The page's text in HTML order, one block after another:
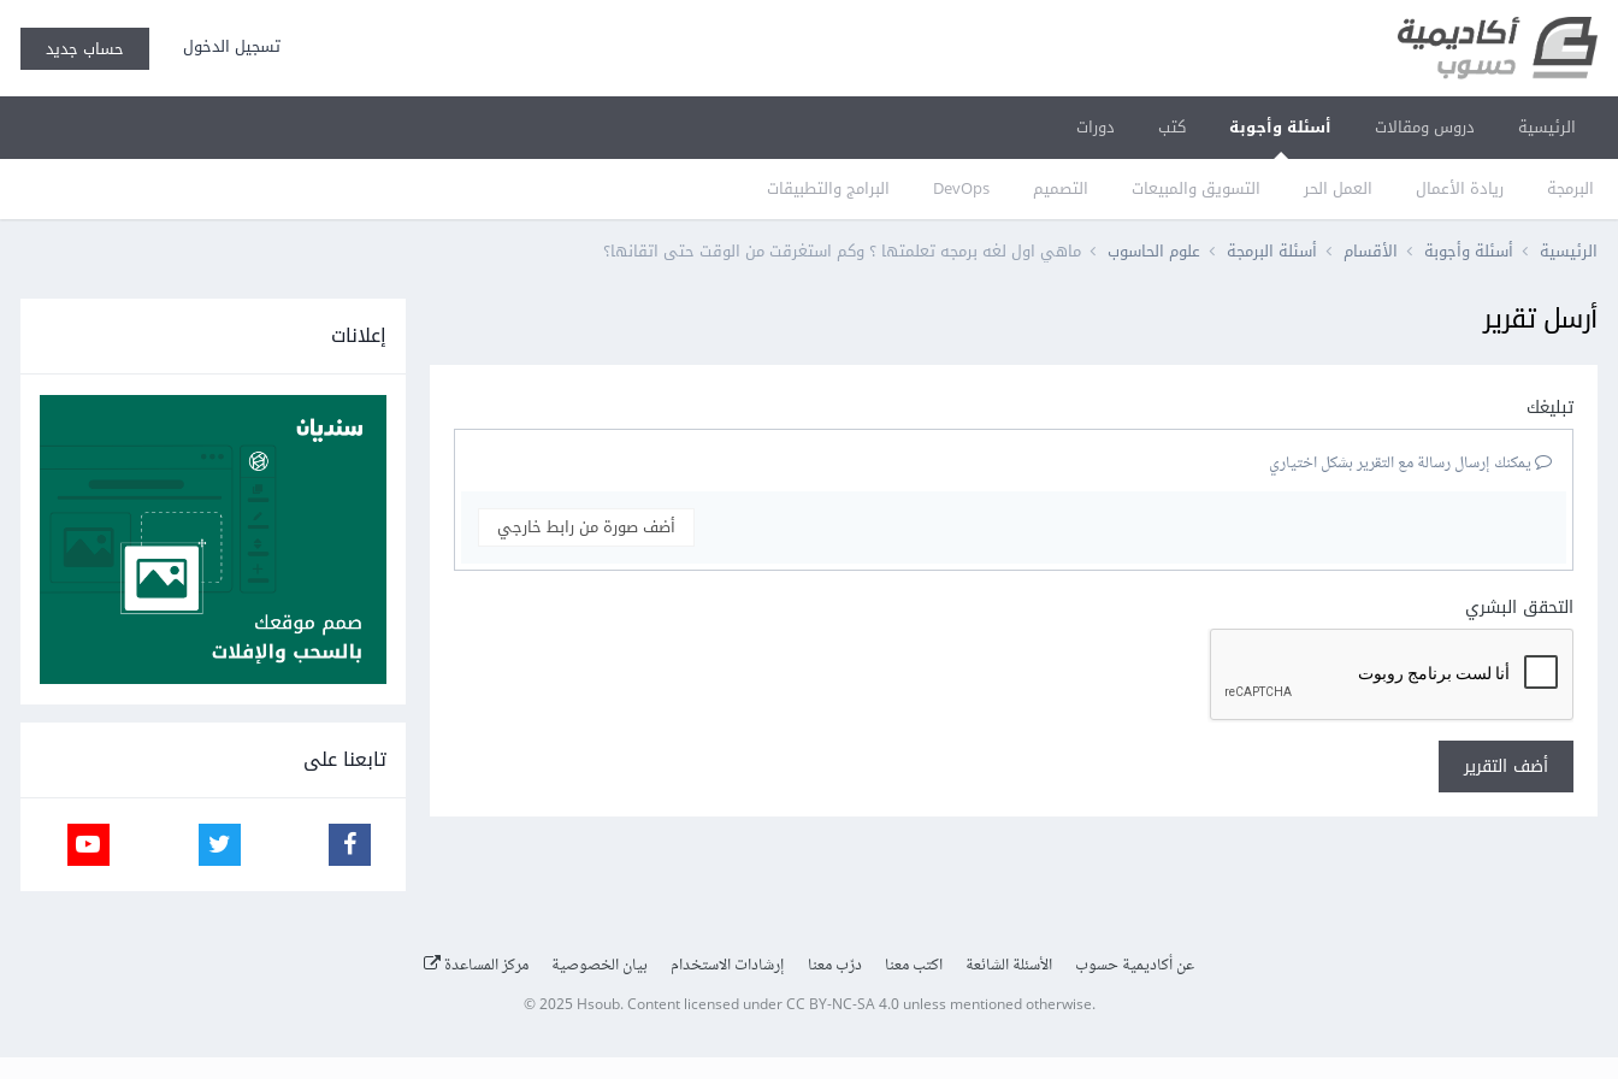
تسجيل الدخول حساب جديد
الرئيسية دروس ومقالات أسئلة وأجوبة
البرمجة ريادة الأعمال العمل الحر التسويق والمبيعات التصميم DevOps البرامج والتطبيقات
كتب دورات
الرئيسية أسئلة وأجوبة الأقسام أسئلة البرمجة علوم الحاسوب ماهي اول لغه برمجه تعلمتها ؟ وكم استغرقت من الوقت حتى اتقانها؟
أرسل تقرير
تبليغك
يمكنك إرسال رسالة مع التقرير بشكل اختياري
أضف صورة من رابط خارجي
التحقق البشري
أضف التقرير
إعلانات
تابعنا على
عن أكاديمية حسوب الأسئلة الشائعة اكتب معنا درّب معنا إرشادات الاستخدام بيان الخصوصية مركز المساعدة
© 2025 Hsoub.Content licensed underCC BY-NC-SA 4.0unless mentioned otherwise.